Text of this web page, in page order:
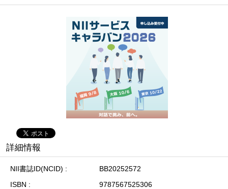
詳細情報
NII書誌ID(NCID)
BB20252572
ISBN
9787567525306